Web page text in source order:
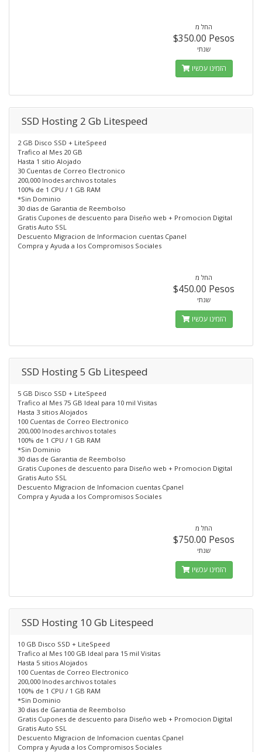
החל מ
$350.00 Pesos
שנתי
הזמינו עכשיו
SSD Hosting 2 Gb Litespeed
2 GB Disco SSD + LiteSpeed
Trafico al Mes 20 GB
Hasta 1 sitio Alojado
30 Cuentas de Correo Electronico
200,000 Inodes archivos totales
100% de 1 CPU / 1 GB RAM
*Sin Dominio
30 dias de Garantia de Reembolso
Gratis Cupones de descuento para Diseño web + Promocion Digital
Gratis Auto SSL
Descuento Migracion de Informacion cuentas Cpanel
Compra y Ayuda a los Compromisos Sociales
החל מ
$450.00 Pesos
שנתי
הזמינו עכשיו
SSD Hosting 5 Gb Litespeed
5 GB Disco SSD + LiteSpeed
Trafico al Mes 75 GB Ideal para 10 mil Visitas
Hasta 3 sitios Alojados
100 Cuentas de Correo Electronico
200,000 Inodes archivos totales
100% de 1 CPU / 1 GB RAM
*Sin Dominio
30 dias de Garantia de Reembolso
Gratis Cupones de descuento para Diseño web + Promocion Digital
Gratis Auto SSL
Descuento Migracion de Infomacion cuentas Cpanel
Compra y Ayuda a los Compromisos Sociales
החל מ
$750.00 Pesos
שנתי
הזמינו עכשיו
SSD Hosting 10 Gb Litespeed
10 GB Disco SSD + LiteSpeed
Trafico al Mes 100 GB Ideal para 15 mil Visitas
Hasta 5 sitios Alojados
100 Cuentas de Correo Electronico
200,000 Inodes archivos totales
100% de 1 CPU / 1 GB RAM
*Sin Dominio
30 dias de Garantia de Reembolso
Gratis Cupones de descuento para Diseño web + Promocion Digital
Gratis Auto SSL
Descuento Migracion de Infomacion cuentas Cpanel
Compra y Ayuda a los Compromisos Sociales